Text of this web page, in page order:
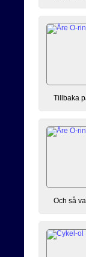
Tillbaka
Och så